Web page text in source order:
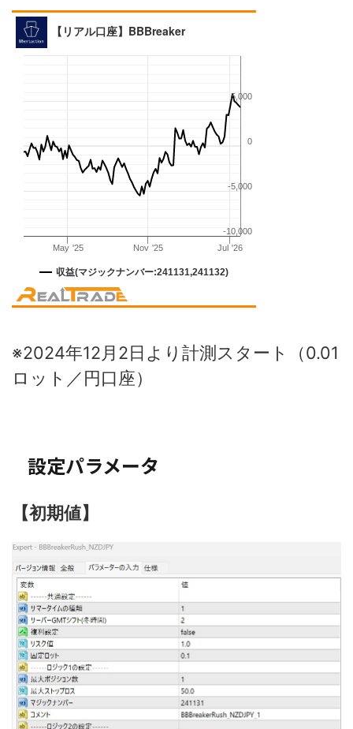
※2024年12月2日より計測スタート（0.01
ロット／円口座）
設定パラメータ
【初期値】